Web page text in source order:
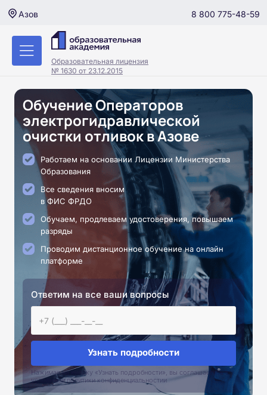
Азов 8 800 775-48-59
Образовательная лицензия
№ 1630 от 23.12.2015
Обучение Операторов
электрогидравлической
очистки отливок в Азове
Работаем на основании Лицензии Министерства
Образования
Все сведения вносим
в ФИС ФРДО
Обучаем, продлеваем удостоверения, повышаем
разряды
Проводим дистанционное обучение на онлайн
платформе
Ответим на все ваши вопросы
Узнать подробности
Нажимая на кнопку «Узнать подробности», вы соглашаетесь с
условиями политики конфиденциальностии